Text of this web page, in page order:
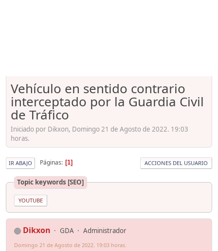
Vehículo en sentido contrario
interceptado por la Guardia Civil
de Tráfico
Iniciado por Dikxon, Domingo 21 de Agosto de 2022. 19:03
horas.
IR ABAJO Páginas 1 ACCIONES DEL USUARIO
Topic keywords [SEO]
YOUTUBE
Dikxon GDA Administrador
Domingo 21 de Agosto de 2022. 19:03 horas.